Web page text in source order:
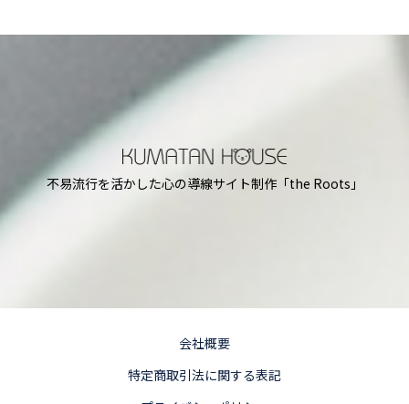
不易流行を活かした心の導線サイト制作「the Roots」
会社概要
特定商取引法に関する表記